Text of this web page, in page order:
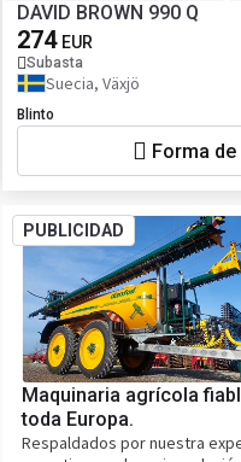
DAVID BROWN 990 Q
274 EUR
Subasta
Suecia, Växjö
Blinto
Forma
PUBLICIDAD
Maquinaria agrícola
toda Europa.
Respaldados por nuestra